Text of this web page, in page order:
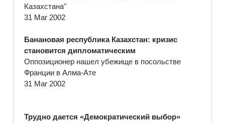
Казахстана"
31 Mar 2002
Банановая республика Казахстан: кризис
становится дипломатическим
Оппозиционер нашел убежище в посольстве
Франции в Алма-Ате
31 Mar 2002
Трудно дается «Демократический выбор»